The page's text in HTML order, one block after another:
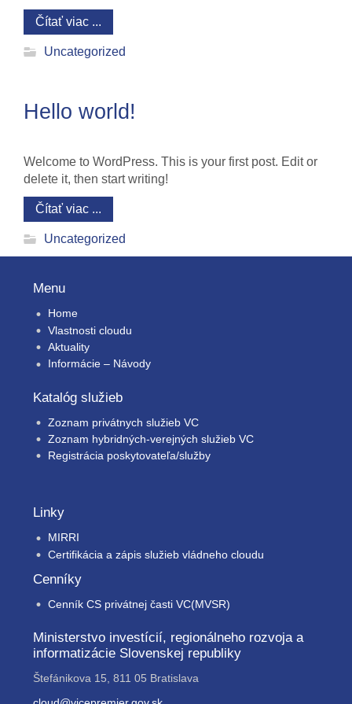
Čítať viac ...
Uncategorized
Hello world!
Welcome to WordPress. This is your first post. Edit or
delete it, then start writing!
Čítať viac ...
Uncategorized
Menu
Home
Vlastnosti cloudu
Aktuality
Informácie – Návody
Katalóg služieb
Zoznam privátnych služieb VC
Zoznam hybridných-verejných služieb VC
Registrácia poskytovateľa/služby
Linky
MIRRI
Certifikácia a zápis služieb vládneho cloudu
Cenníky
Cenník CS privátnej časti VC(MVSR)
Ministerstvo investícií, regionálneho rozvoja a
informatizácie Slovenskej republiky
Štefánikova 15, 811 05 Bratislava